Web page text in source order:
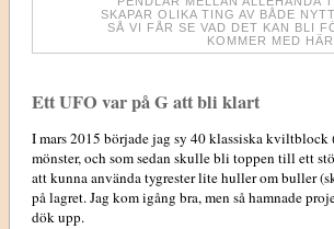
SKAPAR OLIKA TING AV BÅDE
SÅ VI FÅR SE VAD DET KAN BLI
KOMMER MED HÄR.
Ett UFO var på G att bli klart
I mars 2015 började jag sy 40 klassiska
mönster, och som sedan skulle bli toppen till ett
att kunna använda tygrester lite huller om buller
på lagret. Jag kom igång bra, men så hamnade
dök upp.